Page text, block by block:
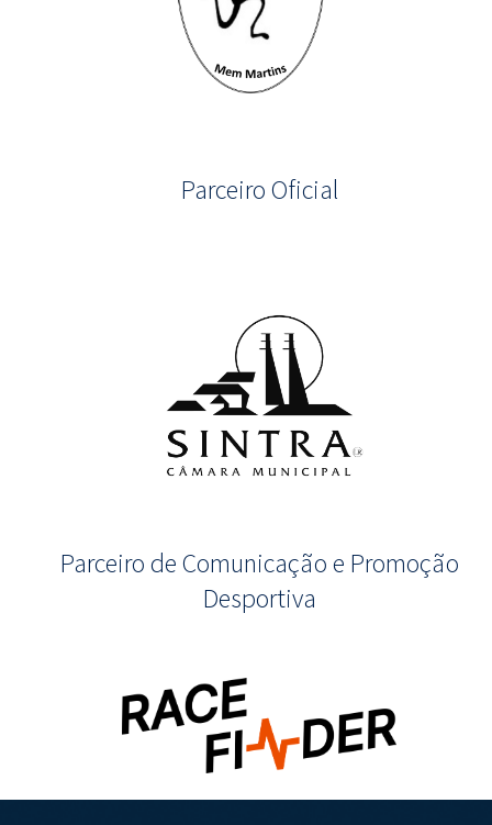
Parceiro Oficial
Parceiro de Comunicação e Promoção
Desportiva